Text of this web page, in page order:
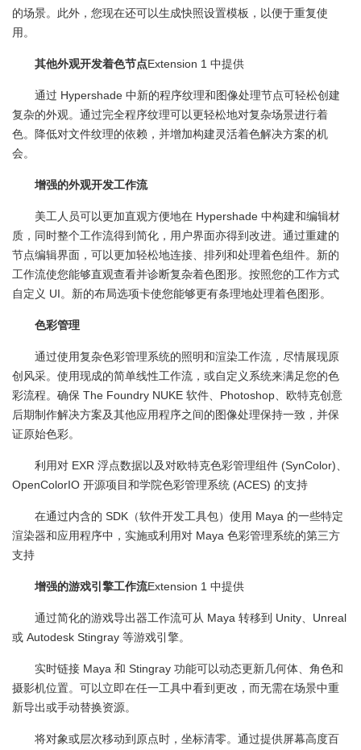
的场景。此外，您现在还可以生成快照设置模板，以便于重复使
用。
其他外观开发着色节点Extension 1 中提供
通过 Hypershade 中新的程序纹理和图像处理节点可轻松创建
复杂的外观。通过完全程序纹理可以更轻松地对复杂场景进行着
色。降低对文件纹理的依赖，并增加构建灵活着色解决方案的机
会。
增强的外观开发工作流
美工人员可以更加直观方便地在 Hypershade 中构建和编辑材
质，同时整个工作流得到简化，用户界面亦得到改进。通过重建的
节点编辑界面，可以更加轻松地连接、排列和处理着色组件。新的
工作流使您能够直观查看并诊断复杂着色图形。按照您的工作方式
自定义 UI。新的布局选项卡使您能够更有条理地处理着色图形。
色彩管理
通过使用复杂色彩管理系统的照明和渲染工作流，尽情展现原
创风采。使用现成的简单线性工作流，或自定义系统来满足您的色
彩流程。确保 The Foundry NUKE 软件、Photoshop、欧特克创意
后期制作解决方案及其他应用程序之间的图像处理保持一致，并保
证原始色彩。
利用对 EXR 浮点数据以及对欧特克色彩管理组件 (SynColor)、
OpenColorIO 开源项目和学院色彩管理系统 (ACES) 的支持
在通过内含的 SDK（软件开发工具包）使用 Maya 的一些特定
渲染器和应用程序中，实施或利用对 Maya 色彩管理系统的第三方
支持
增强的游戏引擎工作流Extension 1 中提供
通过简化的游戏导出器工作流可从 Maya 转移到 Unity、Unreal
或 Autodesk Stingray 等游戏引擎。
实时链接 Maya 和 Stingray 功能可以动态更新几何体、角色和
摄影机位置。可以立即在任一工具中看到更改，而无需在场景中重
新导出或手动替换资源。
将对象或层次移动到原点时，坐标清零。通过提供屏幕高度百